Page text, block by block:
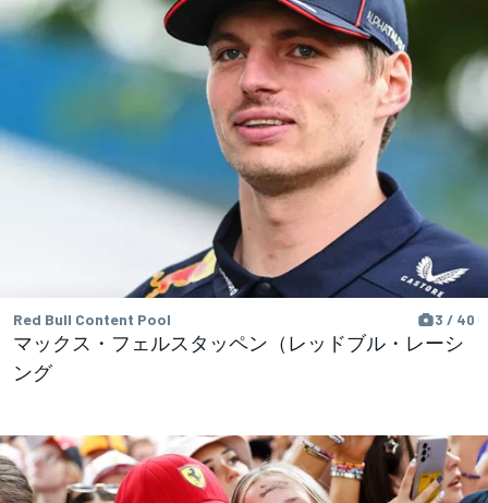
Red Bull Content Pool 3 / 40
マックス・フェルスタッペン（レッドブル・レーシ
ング